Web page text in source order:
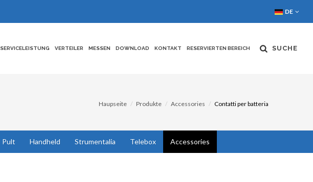
DE
SERVICELEISTUNG VERTEILER MESSEN DOWNLOAD KONTAKT RESERVIERTEN BEREICH SUCHE
Haupseite Produkte Accessories Contatti per batteria
Pult Handheld Strumentalia Telebox Accessories